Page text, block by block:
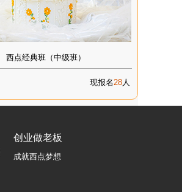
西点经典班（中级班）
现报名28人
创业做老板
成就西点梦想